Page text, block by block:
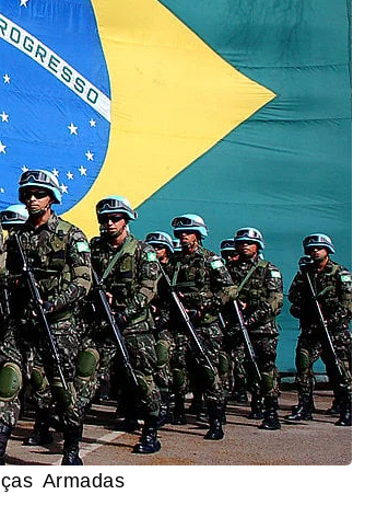
Armadas